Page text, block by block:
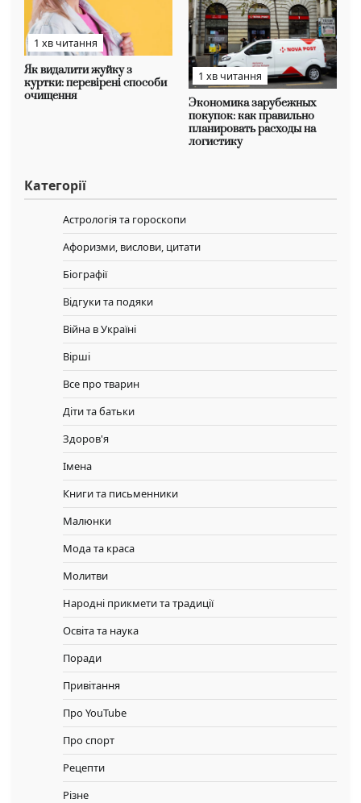
1 хв читання
Як видалити жуйку з
куртки: перевірені способи
очищення
1 хв читання
Экономика зарубежных
покупок: как правильно
планировать расходы на
логистику
Категорії
Астрологія та гороскопи
Афоризми, вислови, цитати
Біографії
Відгуки та подяки
Війна в Україні
Вірші
Все про тварин
Діти та батьки
Здоров'я
Імена
Книги та письменники
Малюнки
Мода та краса
Молитви
Народні прикмети та традиції
Освіта та наука
Поради
Привітання
Про YouTube
Про спорт
Рецепти
Різне